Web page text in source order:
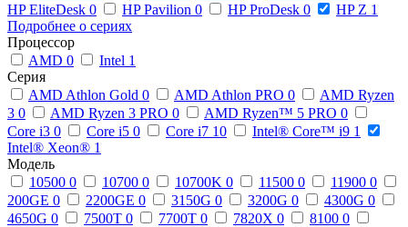
HP EliteDesk 0 HP Pavilion 0 HP ProDesk 0 HP Z 1
Подробнее о сериях
Процессор
AMD 0 Intel 1
Серия
AMD Athlon Gold 0 AMD Athlon PRO 0
AMD Ryzen
3 0 AMD Ryzen 3 PRO 0 AMD Ryzen™ 5 PRO 0
Core i3 0 Core i5 0 Core i7 10 Intel® Core™ i9 1
Intel® Xeon® 1
Модель
10500 0 10700 0 10700K 0 11500 0 11900 0
200GE 0 2200GE 0 3150G 0 3200G 0 4300G 0
4650G 0 7500T 0 7700T 0 7820X 0 8100 0